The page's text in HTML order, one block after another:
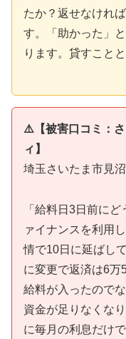
たか？返せなけれ
す。「助かった」
ります。貸すこと
⚠️【被害口コミ：
ィ】
埼玉さいたま市見
「給料日3日前に
ァイナンスを利用
情で10日に延ばし
に変更で返済は6万
給料が入ったので
資金が足りなくな
に毎月の利息だけ